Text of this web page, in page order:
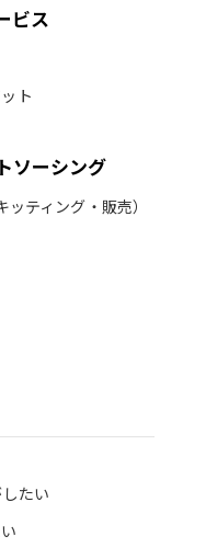
ビス
ト
ソーシング
ッティング・販売）
たい